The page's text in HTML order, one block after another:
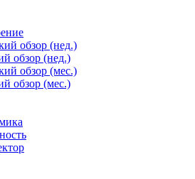
обзор (нед.)
обзор (нед.)
обзор (мес.)
обзор (мес.)